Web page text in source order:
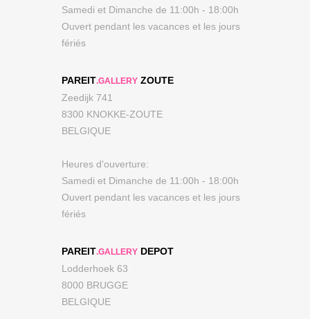
Samedi et Dimanche de 11:00h - 18:00h
Ouvert pendant les vacances et les jours
fériés
PAREIT.GALLERY ZOUTE
Zeedijk 741
8300 KNOKKE-ZOUTE
BELGIQUE
Heures d'ouverture:
Samedi et Dimanche de 11:00h - 18:00h
Ouvert pendant les vacances et les jours
fériés
PAREIT.GALLERY DEPOT
Lodderhoek 63
8000 BRUGGE
BELGIQUE